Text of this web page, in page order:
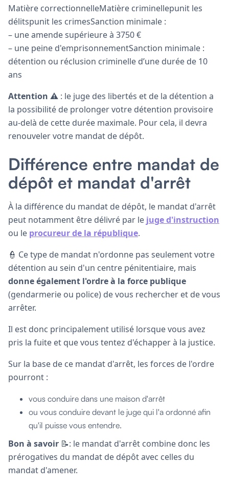
Matière correctionnelleMatière criminellepunit les
délitspunit les crimesSanction minimale :
– une amende supérieure à 3750 €
– une peine d'emprisonnementSanction minimale :
détention ou réclusion criminelle d’une durée de 10
ans
Attention ⚠️ : le juge des libertés et de la détention a
la possibilité de prolonger votre détention provisoire
au-delà de cette durée maximale. Pour cela, il devra
renouveler votre mandat de dépôt.
Différence entre mandat de
dépôt et mandat d'arrêt
À la différence du mandat de dépôt, le mandat d'arrêt
peut notamment être délivré par le juge d'instruction
ou le procureur de la république.
👮 Ce type de mandat n'ordonne pas seulement votre
détention au sein d'un centre pénitentiaire, mais
donne également l'ordre à la force publique
(gendarmerie ou police) de vous rechercher et de vous
arrêter.
Il est donc principalement utilisé lorsque vous avez
pris la fuite et que vous tentez d'échapper à la justice.
Sur la base de ce mandat d'arrêt, les forces de l'ordre
pourront :
vous conduire dans une maison d'arrêt
ou vous conduire devant le juge qui l'a ordonné afin
qu'il puisse vous entendre.
Bon à savoir 📝: le mandat d'arrêt combine donc les
prérogatives du mandat de dépôt avec celles du
mandat d'amener.